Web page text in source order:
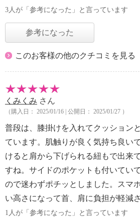
3人が「参考になった」と言っています
参考になった
このお客様の他のクチコミを見る
くみくみ さん
（購入日： 2025/01/16 | 公開日： 2025/01/27 ）
普段は、膝掛けを入れてクッション
ています。肌触りが良く気持ち良い
けると肩から下げられる紐もで出来
すね。サイドのポケットも付いてい
ので迷わずポチッとしました。スマ
い高さになって首、肩に負担が軽減
1人が「参考になった」と言っています